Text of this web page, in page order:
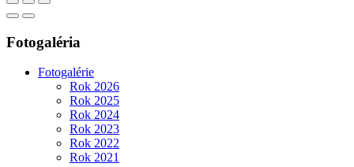
Fotogaléria
Fotogalérie
Rok 2026
Rok 2025
Rok 2024
Rok 2023
Rok 2022
Rok 2021